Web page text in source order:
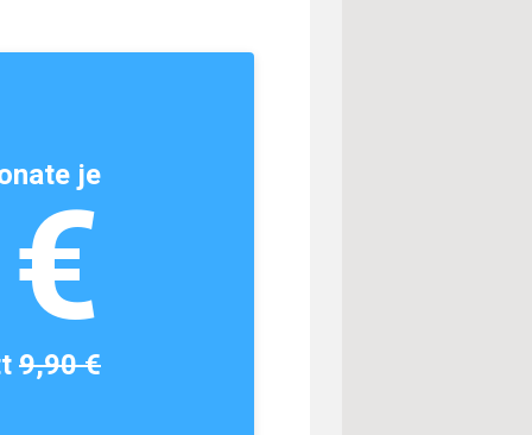
je
9,90 €